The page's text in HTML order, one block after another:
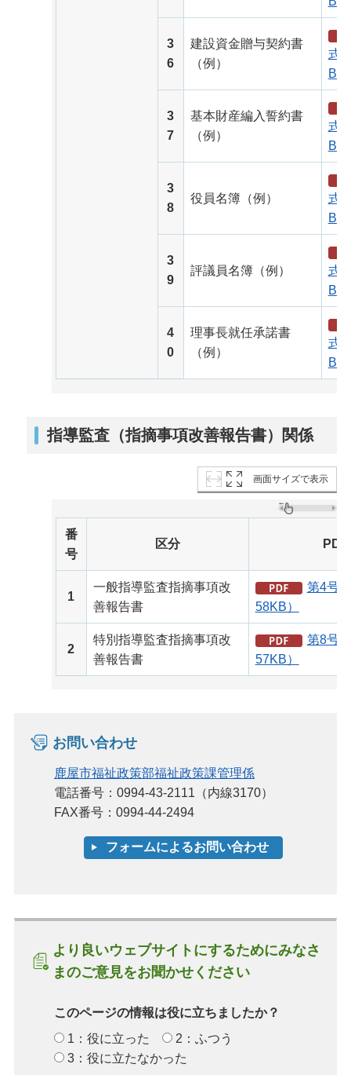
3
6
建設資金贈与契約書
（例）
式
B）
3
7
基本財産編入誓約書
（例）
式
B）
3
8
役員名簿（例）
式
B）
3
9
評議員名簿（例）
式
B）
4
0
理事長就任承諾書
（例）
式
B）
指導監査（指摘事項改善報告書）関係
画面サイズで表示
番
号
区分 PDF
1
一般指導監査指摘事項改
善報告書
第4号
58KB）
2
特別指導監査指摘事項改
善報告書
第8号
57KB）
お問い合わせ
鹿屋市福祉政策部福祉政策課管理係
電話番号：0994-43-2111（内線3170）
FAX番号：0994-44-2494
より良いウェブサイトにするためにみなさ
まのご意見をお聞かせください
このページの情報は役に立ちましたか？
1：役に立った
2：ふつう
3：役に立たなかった